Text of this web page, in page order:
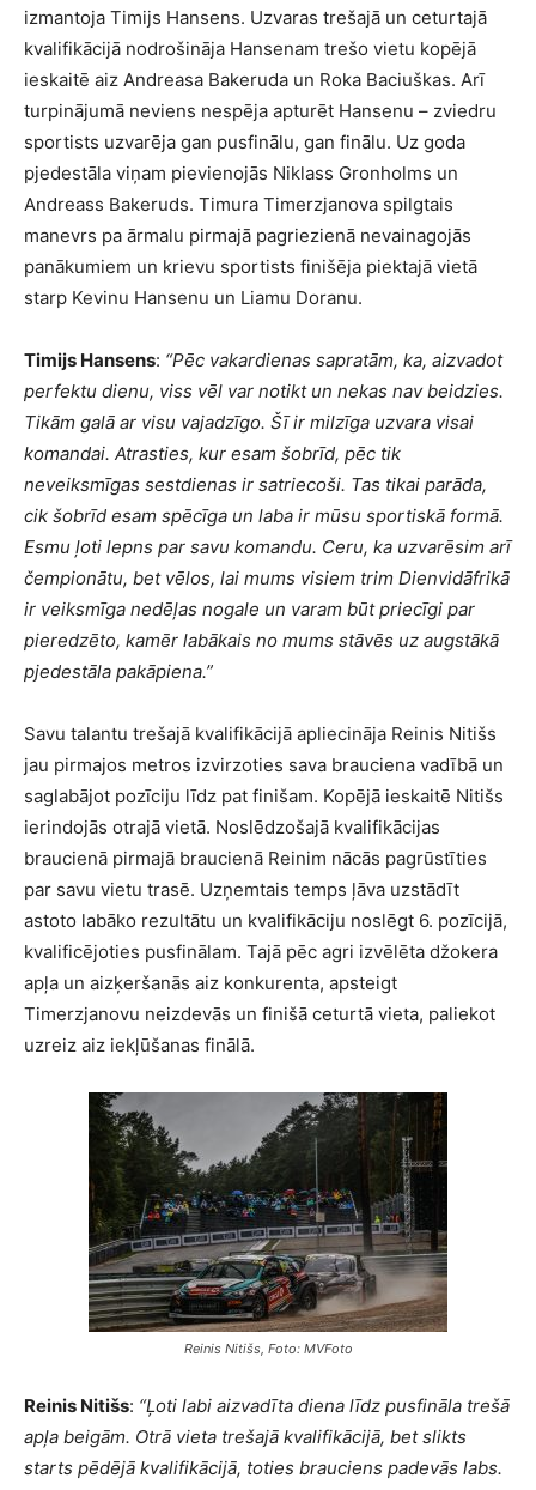
izmantoja Timijs Hansens. Uzvaras trešajā un ceturtajā
kvalifikācijā nodrošināja Hansenam trešo vietu kopējā
ieskaitē aiz Andreasa Bakeruda un Roka Baciuškas. Arī
turpinājumā neviens nespēja apturēt Hansenu – zviedru
sportists uzvarēja gan pusfinālu, gan finālu. Uz goda
pjedestāla viņam pievienojās Niklass Gronholms un
Andreass Bakeruds. Timura Timerzjanova spilgtais
manevrs pa ārmalu pirmajā pagriezienā nevainagojās
panākumiem un krievu sportists finišēja piektajā vietā
starp Kevinu Hansenu un Liamu Doranu.
Timijs Hansens: “Pēc vakardienas sapratām, ka, aizvadot
perfektu dienu, viss vēl var notikt un nekas nav beidzies.
Tikām galā ar visu vajadzīgo. Šī ir milzīga uzvara visai
komandai. Atrasties, kur esam šobrīd, pēc tik
neveiksmīgas sestdienas ir satriecoši. Tas tikai parāda,
cik šobrīd esam spēcīga un laba ir mūsu sportiskā formā.
Esmu ļoti lepns par savu komandu. Ceru, ka uzvarēsim arī
čempionātu, bet vēlos, lai mums visiem trim Dienvidāfrikā
ir veiksmīga nedēļas nogale un varam būt priecīgi par
pieredzēto, kamēr labākais no mums stāvēs uz augstākā
pjedestāla pakāpiena.”
Savu talantu trešajā kvalifikācijā apliecināja Reinis Nitišs
jau pirmajos metros izvirzoties sava brauciena vadībā un
saglabājot pozīciju līdz pat finišam. Kopējā ieskaitē Nitišs
ierindojās otrajā vietā. Noslēdzošajā kvalifikācijas
braucienā pirmajā braucienā Reinim nācās pagrūstīties
par savu vietu trasē. Uzņemtais temps ļāva uzstādīt
astoto labāko rezultātu un kvalifikāciju noslēgt 6. pozīcijā,
kvalificējoties pusfinālam. Tajā pēc agri izvēlēta džokera
apļa un aizķeršanās aiz konkurenta, apsteigt
Timerzjanovu neizdevās un finišā ceturtā vieta, paliekot
uzreiz aiz iekļūšanas finālā.
Reinis Nitišs, Foto: MVFoto
Reinis Nitišs: “Ļoti labi aizvadīta diena līdz pusfināla trešā
apļa beigām. Otrā vieta trešajā kvalifikācijā, bet slikts
starts pēdējā kvalifikācijā, toties brauciens padevās labs.